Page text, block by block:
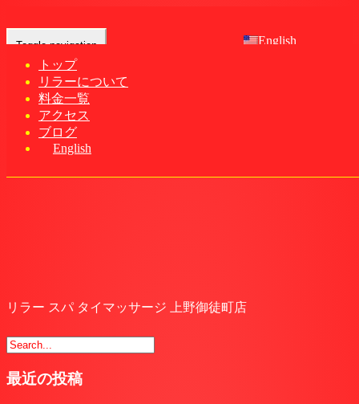
English
Toggle navigation
トップ
リラーについて
料金一覧
アクセス
ブログ
English
Home -リラー…
リラー スパ タイマッサージ 上野御徒町店
最近の投稿